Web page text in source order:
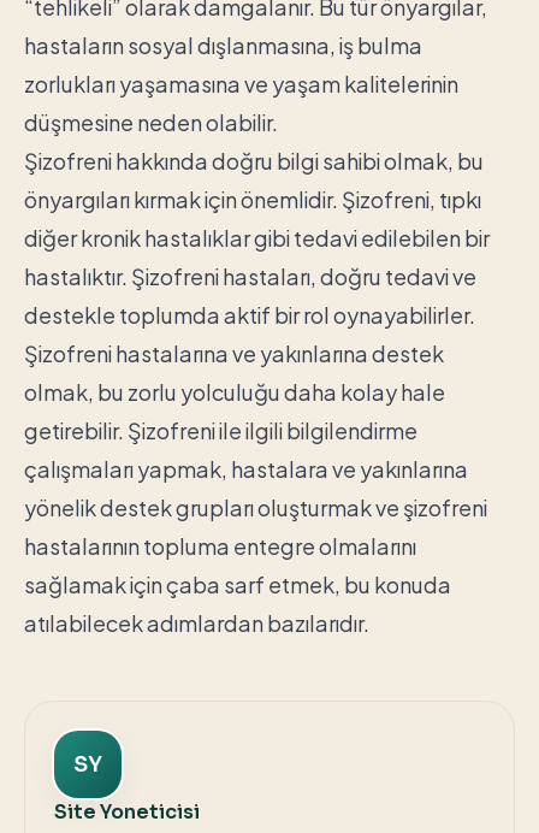
“tehlikeli” olarak damgalanır. Bu tür önyargılar,
hastaların sosyal dışlanmasına, iş bulma
zorlukları yaşamasına ve yaşam kalitelerinin
düşmesine neden olabilir.
Şizofreni hakkında doğru bilgi sahibi olmak, bu
önyargıları kırmak için önemlidir. Şizofreni, tıpkı
diğer kronik hastalıklar gibi tedavi edilebilen bir
hastalıktır. Şizofreni hastaları, doğru tedavi ve
destekle toplumda aktif bir rol oynayabilirler.
Şizofreni hastalarına ve yakınlarına destek
olmak, bu zorlu yolculuğu daha kolay hale
getirebilir. Şizofreni ile ilgili bilgilendirme
çalışmaları yapmak, hastalara ve yakınlarına
yönelik destek grupları oluşturmak ve şizofreni
hastalarının topluma entegre olmalarını
sağlamak için çaba sarf etmek, bu konuda
atılabilecek adımlardan bazılarıdır.
SY
Site Yoneticisi